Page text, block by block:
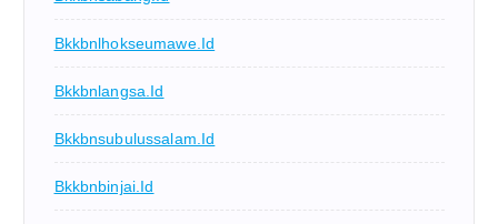
Bkkbnlhokseumawe.id
Bkkbnlangsa.id
Bkkbnsubulussalam.id
Bkkbnbinjai.id